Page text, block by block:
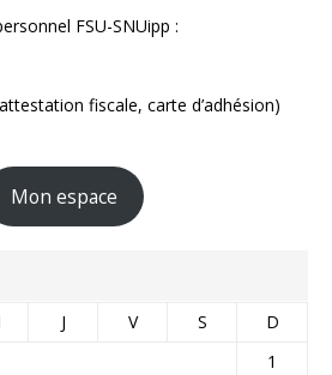
FSU-SNUipp :
fiscale, carte d’adhésion)
Mon espace
J V S
D
1